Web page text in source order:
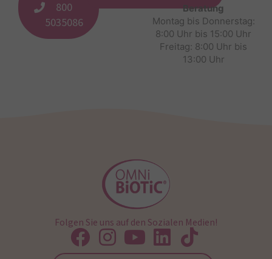
800
5035086
Beratung
Montag bis Donnerstag:
8:00 Uhr bis 15:00 Uhr
Freitag: 8:00 Uhr bis
13:00 Uhr
Folgen Sie uns auf den Sozialen Medien!